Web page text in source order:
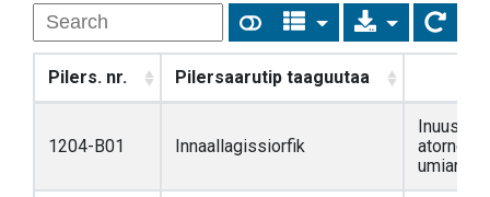
Pilers. nr. Pilersaarutip taaguutaa
1204-B01 Innaallagissiorfik